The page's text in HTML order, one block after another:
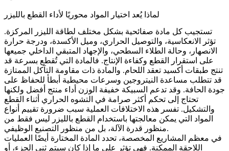
لماذا يُعد اختيار المواد محوريًا لأداء القطع بالليزر
تستجيب كل مادة صفائحية بشكل مختلف لطاقة الليزر المركزة.
تؤثر الانعكاسية، والتوصيل الحراري، وميل الأكسدة، ودرجة حرارة
الانصهار، وحالة الطلاء السطحي، والإجهاد المتبقي الداخلي جميعها
على استقرار القطع وكفاءة الإنتاج. فالمادة التي تُقطع بسرعة قد
تنتج طبقات أكسيد تعقد اللحام. والمادة ذات مقاومة التآكل الممتازة
قد تتطلب مساعدة النيتروجين وسرعات محيطية أبطأ للحفاظ على
جودة الحافة. وقد تدعم السبيكة خفيفة الوزن أداء منتج أفضل ولكنها
تحتاج إلى تحكم أكثر صرامة في التشوه الحراري أثناء القطع
والتشكيل. تفسر هذه الاختلافات العملية سبب ضرورة تقييم
أنواع
المواد التي يمكن معالجتها باستخدام القطع بالليزر ليس فقط من
منظور قدرة الآلة، بل من منظور التصنيع الوظيفي.
في معظم المشاريع المخصصة، تحدد المادة المختارة أيضًا العمليات
اللاحقة الممكنة. فهي تؤثر على ما إذا كان سيتم ثني الجزء، أو